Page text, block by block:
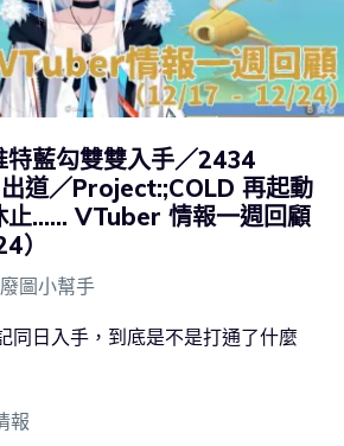
特藍勾雙雙入手／2434
道／Project:;COLD 再起動
止…… VTuber 情報一週回顧
）
廢圖小幫手
同日入手，到底是不是打通了什麼
報